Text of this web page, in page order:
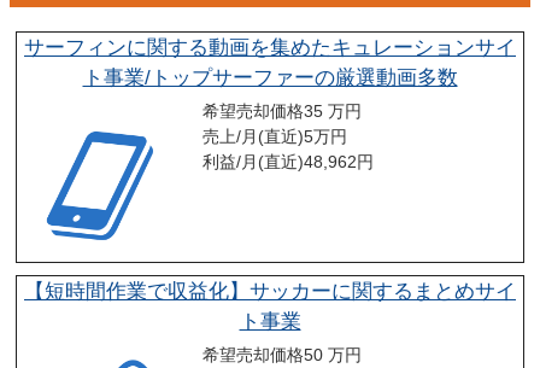
サーフィンに関する動画を集めたキュレーションサイ
ト事業/トップサーファーの厳選動画多数
希望売却価格35 万円
売上/月(直近)5万円
利益/月(直近)48,962円
【短時間作業で収益化】サッカーに関するまとめサイ
ト事業
希望売却価格50 万円